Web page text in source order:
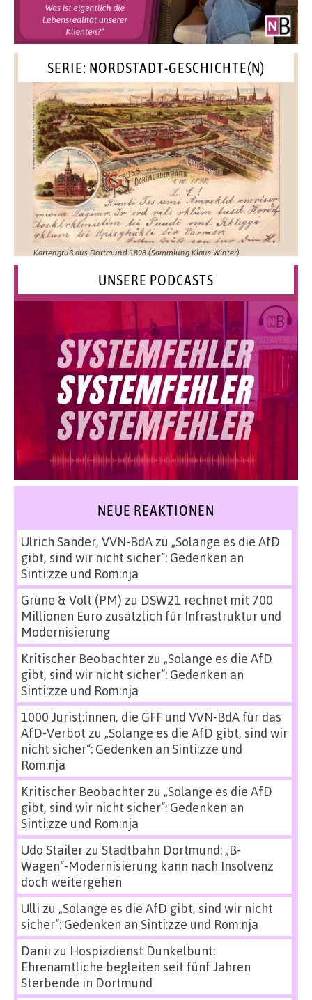
SERIE: NORDSTADT-GESCHICHTE(N)
Kartengruß aus Dortmund 1898 (Sammlung Klaus Winter)
UNSERE PODCASTS
NEUE REAKTIONEN
Ulrich Sander, VVN-BdAzu „Solange es die AfD
gibt, sind wir nicht sicher“: Gedenken an
Sinti:zze und Rom:nja
Grüne & Volt (PM) zu DSW21 rechnet mit 700
Millionen Euro zusätzlich für Infrastruktur und
Modernisierung
Kritischer Beobachterzu „Solange es die AfD
gibt, sind wir nicht sicher“: Gedenken an
Sinti:zze und Rom:nja
1000 Jurist:innen, die GFF und VVN-BdA für das
AfD-Verbot zu „Solange es die AfD gibt, sind wir
nicht sicher“: Gedenken an Sinti:zze und
Rom:nja
Kritischer Beobachterzu „Solange es die AfD
gibt, sind wir nicht sicher“: Gedenken an
Sinti:zze und Rom:nja
Udo Stailerzu Stadtbahn Dortmund: „B-
Wagen“-Modernisierung kann nach Insolvenz
doch weitergehen
Ulli zu „Solange es die AfD gibt, sind wir nicht
sicher“: Gedenken an Sinti:zze und Rom:nja
Danii zu Hospizdienst Dunkelbunt:
Ehrenamtliche begleiten seit fünf Jahren
Sterbende in Dortmund